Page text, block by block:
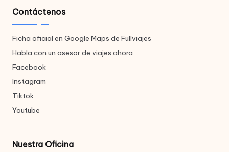
Contáctenos
Ficha oficial en Google Maps de Fullviajes
Habla con un asesor de viajes ahora
Facebook
Instagram
Tiktok
Youtube
Nuestra Oficina